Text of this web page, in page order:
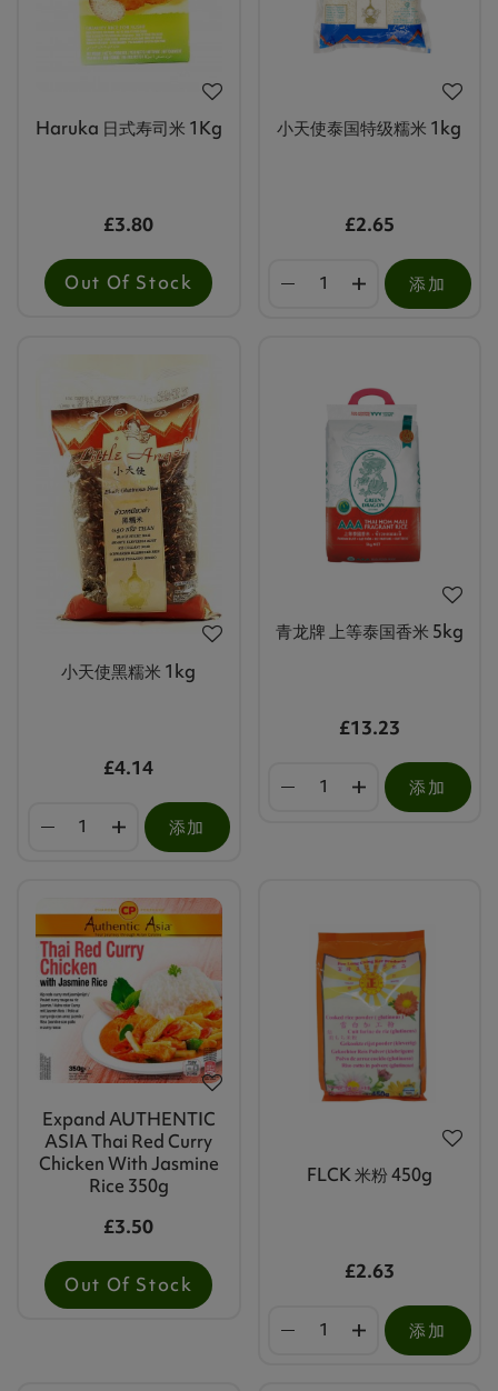
Haruka 日式寿司米 1Kg
£3.80
Out Of Stock
小天使泰国特级糯米 1kg
£2.65
添加
小天使黑糯米 1kg
£4.14
添加
青龙牌 上等泰国香米 5kg
£13.23
添加
Expand AUTHENTIC
ASIA Thai Red Curry
Chicken With Jasmine
Rice 350g
£3.50
Out Of Stock
FLCK 米粉 450g
£2.63
添加